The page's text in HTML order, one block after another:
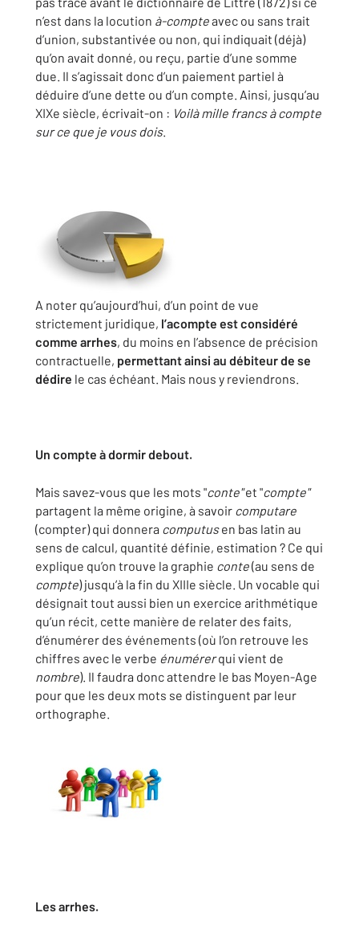
n’est dans la locution à-compteavec ou sans trait
d’union, substantivée ou non, qui indiquait (déjà)
qu’on avait donné, ou reçu, partie d’une somme
due. Il s’agissait donc d’un paiement partiel à
déduire d’une dette ou d’un compte. Ainsi, jusqu’au
XIXe siècle, écrivait-on : Voilà mille francs à compte
sur ce que je vous dois.
A noter qu’aujourd’hui, d’un point de vue
strictement juridique, l’acompte est considéré
comme arrhes, du moins en l’absence de précision
contractuelle, permettant ainsi au débiteur de se
dédire le cas échéant. Mais nous y reviendrons.
Un compte à dormir debout.
Mais savez-vous que les mots "conte"et "compte"
partagent la même origine, à savoir computare
(compter) qui donnera computusen bas latin au
sens de calcul, quantité définie, estimation ? Ce qui
explique qu’on trouve la graphie conte(au sens de
compte) jusqu’à la fin du XIIIe siècle. Un vocable qui
désignait tout aussi bien un exercice arithmétique
qu’un récit, cette manière de relater des faits,
d’énumérer des événements (où l’on retrouve les
chiffres avec le verbe énumérerqui vient de
nombre). Il faudra donc attendre le bas Moyen-Age
pour que les deux mots se distinguent par leur
orthographe.
Les arrhes.